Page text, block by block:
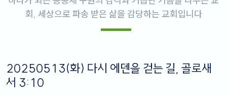
회, 세상으로 파송 받은 삶을 감당하는 교회입니다
20250513(화) 다시 에덴을 걷는 길, 골로새
서 3:10